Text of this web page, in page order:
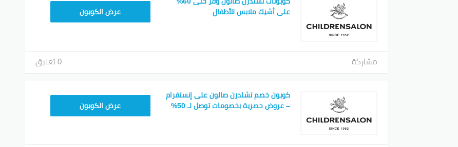
الشرائية في عالم التسوق الإلكتروني.على أشيك ملابس للأطفال
CHILD90عرض الكوبون
مشاركة 0 تعليق
كوبون خصم تشلدرن صالون على إنستقرام
– عروض حصرية بخصومات توصل لـ 50%
CHILD80عرض الكوبون